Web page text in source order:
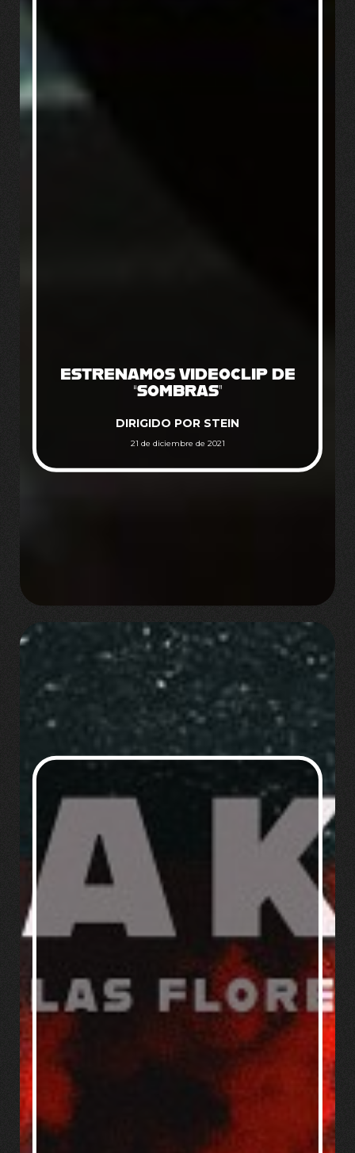
ESTRENAMOS VIDEOCLIP DE
“SOMBRAS”
DIRIGIDO POR STEIN
21 de diciembre de 2021